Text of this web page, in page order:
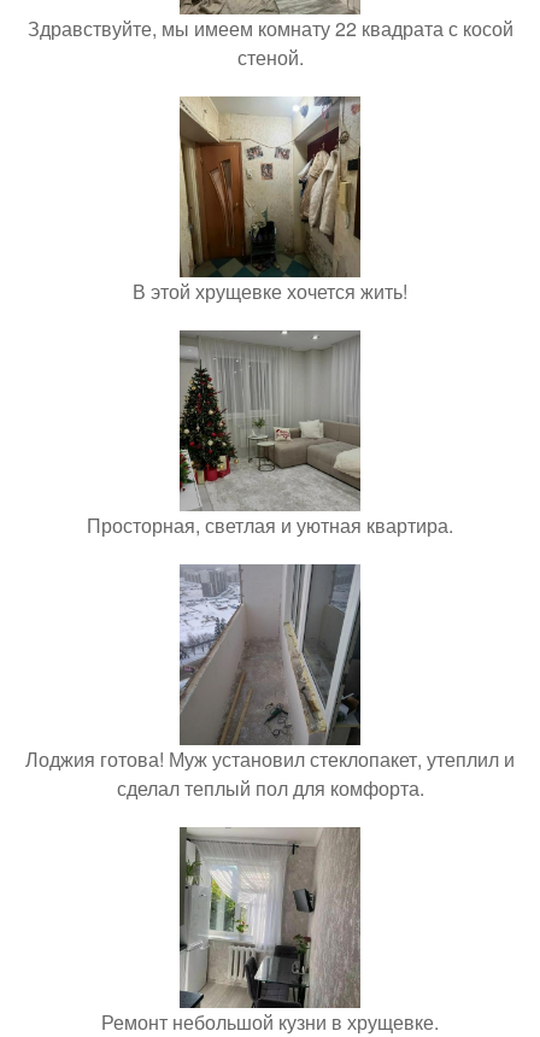
Здравствуйте, мы имеем комнату 22 квадрата с косой
стеной.
В этой хрущевке хочется жить!
Просторная, светлая и уютная квартира.
Лоджия готова! Муж установил стеклопакет, утеплил и
сделал теплый пол для комфорта.
Ремонт небольшой кузни в хрущевке.